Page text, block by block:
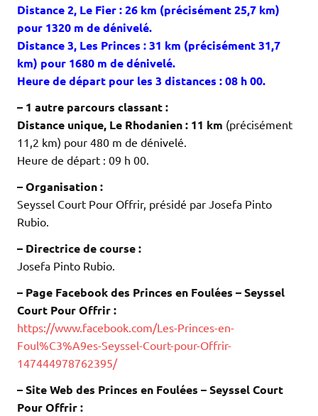
Distance 2, Le Fier : 26 km (précisément 25,7 km)
pour 1320 m de dénivelé.
Distance 3, Les Princes : 31 km (précisément 31,7
km) pour 1680 m de dénivelé.
Heure de départ pour les 3 distances : 08 h 00.
– 1 autre parcours classant :
Distance unique, Le Rhodanien : 11 km (précisément
11,2 km) pour 480 m de dénivelé.
Heure de départ : 09 h 00.
– Organisation :
Seyssel Court Pour Offrir, présidé par Josefa Pinto
Rubio.
– Directrice de course :
Josefa Pinto Rubio.
– Page Facebook des Princes en Foulées – Seyssel
Court Pour Offrir :
https://www.facebook.com/Les-Princes-en-
Foul%C3%A9es-Seyssel-Court-pour-Offrir-
147444978762395/
– Site Web des Princes en Foulées – Seyssel Court
Pour Offrir :